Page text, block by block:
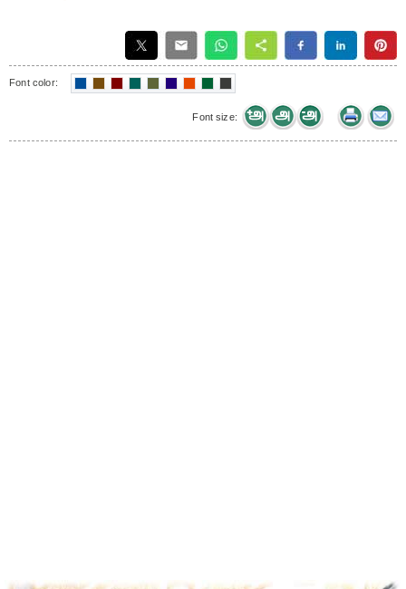
Font color:
Font size: